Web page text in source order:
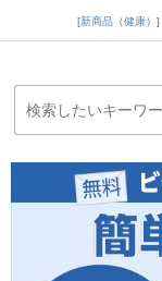
新商品（健康）